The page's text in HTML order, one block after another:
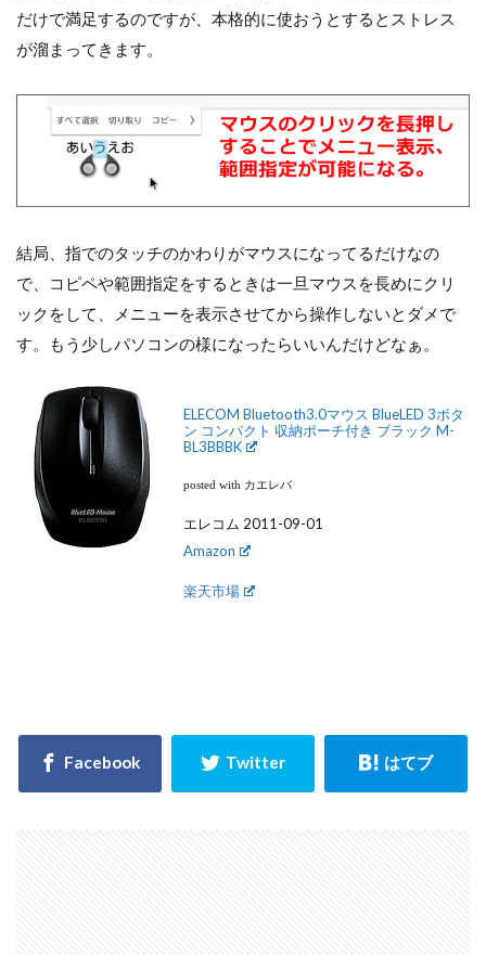
だけで満足するのですが、本格的に使おうとするとストレス
が溜まってきます。
結局、指でのタッチのかわりがマウスになってるだけなの
で、コピペや範囲指定をするときは一旦マウスを長めにクリ
ックをして、メニューを表示させてから操作しないとダメで
す。もう少しパソコンの様になったらいいんだけどなぁ。
ELECOM Bluetooth3.0マウス BlueLED 3ボタ
ン コンパクト 収納ポーチ付き ブラック M-
BL3BBBK
posted with カエレバ
エレコム 2011-09-01
Amazon
楽天市場